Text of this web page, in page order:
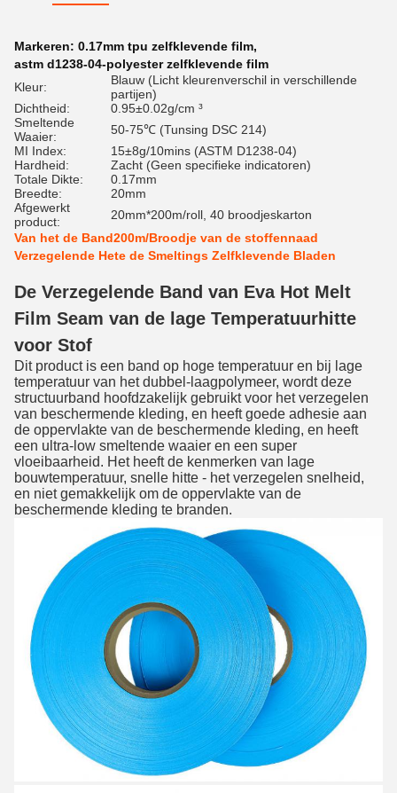
Markeren: 0.17mm tpu zelfklevende film,
astm d1238-04-polyester zelfklevende film
Kleur:
Blauw (Licht kleurenverschil in verschillende
partijen)
Dichtheid:
0.95±0.02g/cm ³
Smeltende
Waaier:
50-75℃ (Tunsing DSC 214)
MI Index:
15±8g/10mins (ASTM D1238-04)
Hardheid:
Zacht (Geen specifieke indicatoren)
Totale Dikte:
0.17mm
Breedte:
20mm
Afgewerkt
product:
20mm*200m/roll, 40 broodjeskarton
Van het de Band200m/Broodje van de stoffennaad
Verzegelende Hete de Smeltings Zelfklevende Bladen
De Verzegelende Band van Eva Hot Melt
Film Seam van de lage Temperatuurhitte
voor Stof
Dit product is een band op hoge temperatuur en bij lage
temperatuur van het dubbel-laagpolymeer, wordt deze
structuurband hoofdzakelijk gebruikt voor het verzegelen
van beschermende kleding, en heeft goede adhesie aan
de oppervlakte van de beschermende kleding, en heeft
een ultra-low smeltende waaier en een super
vloeibaarheid. Het heeft de kenmerken van lage
bouwtemperatuur, snelle hitte - het verzegelen snelheid,
en niet gemakkelijk om de oppervlakte van de
beschermende kleding te branden.